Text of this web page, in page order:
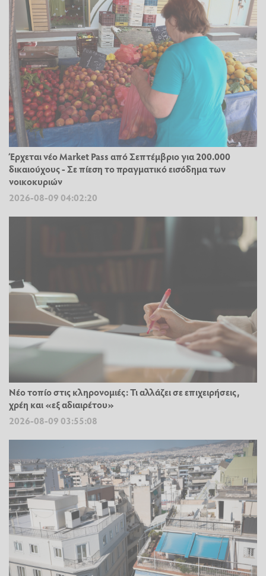
Έρχεται νέο Market Pass από Σεπτέμβριο για 200.000
δικαιούχους - Σε πίεση το πραγματικό εισόδημα των
νοικοκυριών
2026-08-09 04:02:20
Νέο τοπίο στις κληρονομιές: Τι αλλάζει σε επιχειρήσεις,
χρέη και «εξ αδιαιρέτου»
2026-08-09 03:55:08